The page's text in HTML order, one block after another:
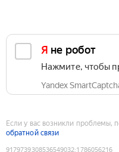
Я не робот
Нажмите, чтобы
Yandex
Если у вас возникли проблемы,
обратной связи
9179739308536549032:1786056216